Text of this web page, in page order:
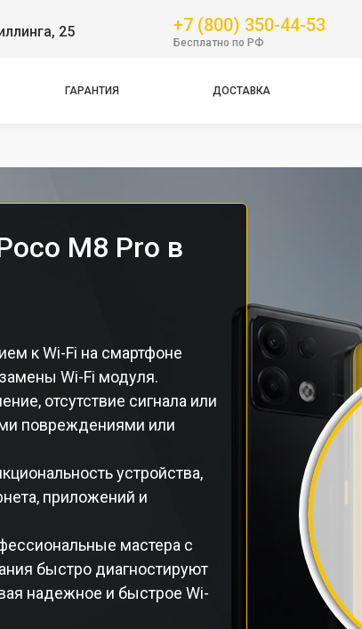
25 +7 (800) 350-44-53
Бесплатно по РФ
ГАРАНТИЯ ДОСТАВКА
M8 Pro в
к Wi-Fi на смартфоне
Wi-Fi модуля.
отсутствие сигнала или
повреждениями или
устройства,
приложений и
мастера с
быстро диагностируют
надежное и быстрое Wi-